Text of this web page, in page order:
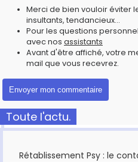
Merci de bien vouloir éviter
insultants, tendancieux...
Pour les questions
avec nos assistants
Avant d'être affiché, votre
mail que vous recevrez.
Toute l'actu.
Rétablissement Psy : le